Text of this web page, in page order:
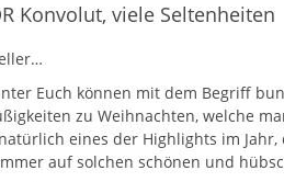
Konvolut, viele Seltenheiten
Euch können mit dem Begriff
zu Weihnachten, welche
eines der Highlights im
auf solchen schönen und